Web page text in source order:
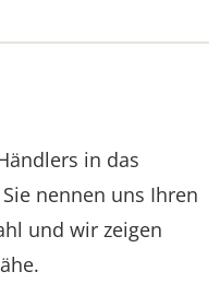
in das
nennen uns Ihren
und wir zeigen